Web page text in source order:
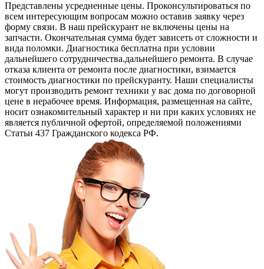
Представлены усредненные цены. Проконсультироваться по
всем интересующим вопросам можно оставив заявку через
форму связи. В наш прейскурант не включены цены на
запчасти. Окончательная сумма будет зависеть от сложности и
вида поломки. Диагностика бесплатна при условии
дальнейшего сотрудничества.дальнейшего ремонта. В случае
отказа клиента от ремонта после диагностики, взимается
стоимость диагностики по прейскуранту. Наши специалисты
могут производить ремонт техники у вас дома по договорной
цене в нерабочее время. Информация, размещенная на сайте,
носит ознакомительный характер и ни при каких условиях не
является публичной офертой, определяемой положениями
Статьи 437 Гражданского кодекса РФ.